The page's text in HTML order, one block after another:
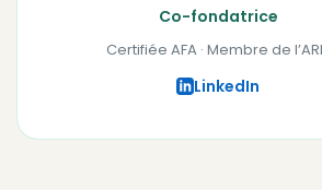
Co-fondatrice
Certifiée AFA · Membre de
LinkedIn